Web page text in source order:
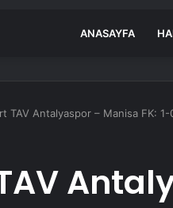
ANASAYFA
TAV Antalyaspor – Manisa FK: 1-